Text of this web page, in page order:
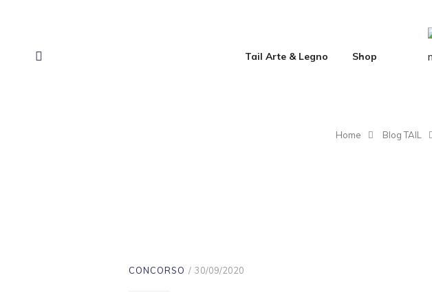
Tail Arte & Legno Shop
Home Blog TAIL
CONCORSO 30/09/2020